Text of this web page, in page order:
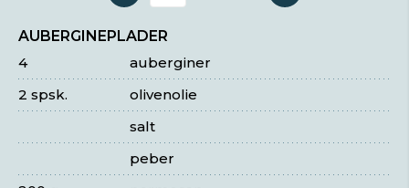
AUBERGINEPLADER
auberginer
4
olivenolie
2 spsk.
salt
peber